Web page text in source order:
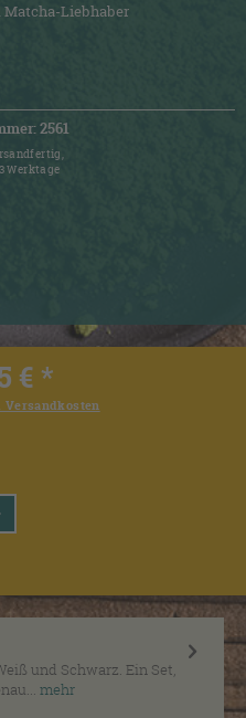
Liebhaber
2561
3 Werktage
€ *
Versandkosten
und Schwarz. Ein Set,
mehr